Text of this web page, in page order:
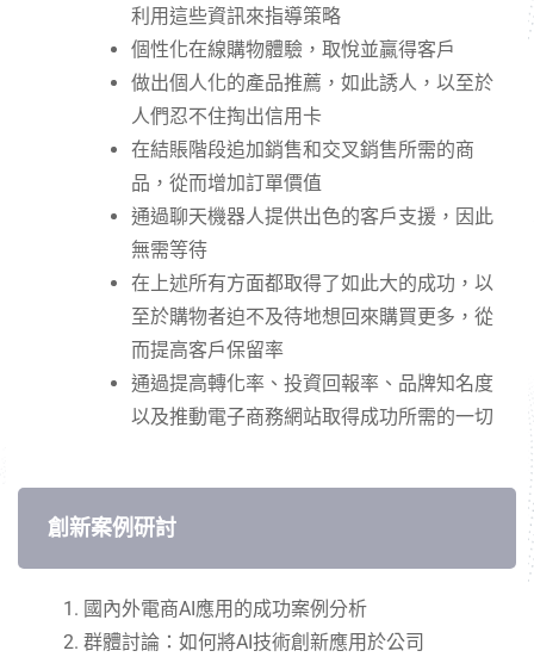
利用這些資訊來指導策略​
個性化在線購物體驗，取悅並贏得客戶​
做出個人化的產品推薦，如此誘人，以至於
人們忍不住掏出信用卡​
在結賬階段追加銷售和交叉銷售所需的商
品，從而增加訂單價值​
通過聊天機器人提供出色的客戶支援，因此
無需等待​
在上述所有方面都取得了如此大的成功，以
至於購物者迫不及待地​想回來購買更多，從
而提高客戶保留率​
通過提高轉化率、投資回報率、品牌知名度
以及推動電子商務網站​取得成功所需的一切
創新案例研討
國內外電商AI應用的成功案例分析
群體討論：如何將AI技術創新應用於公司